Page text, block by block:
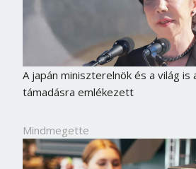
A japán miniszterelnök és a világ is
támadásra emlékezett
Mindmegette